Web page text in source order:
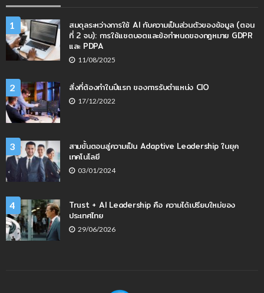
1
สมดุลระหว่างการใช้ AI กับความเป็นส่วนตัวของข้อมูล (ตอน
ที่ 2 จบ): การใช้แชตบอตและข้อกำหนดของกฎหมาย GDPR
และ PDPA
11/08/2025
2 สิ่งที่ต้องทำในปีแรก ของการรับตำแหน่ง CIO
17/12/2022
3
สามขั้นตอนสู่ความเป็น Adaptive Leadership ในยุค
เทคโนโลยี
03/01/2024
4
Trust + AI Leadership คือ ความได้เปรียบใหม่ของ
ประเทศไทย
29/06/2026